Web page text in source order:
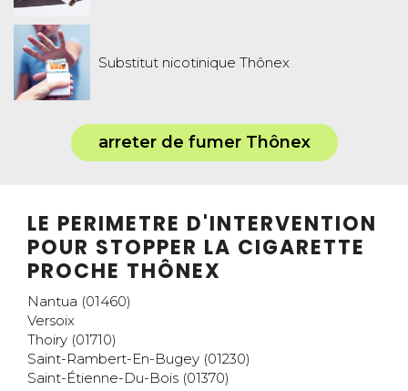
Substitut nicotinique Thônex
arreter de fumer Thônex
LE PERIMETRE D'INTERVENTION
POUR STOPPER LA CIGARETTE
PROCHE THÔNEX
Nantua (01460)
Versoix
Thoiry (01710)
Saint-Rambert-En-Bugey (01230)
Saint-Étienne-Du-Bois (01370)